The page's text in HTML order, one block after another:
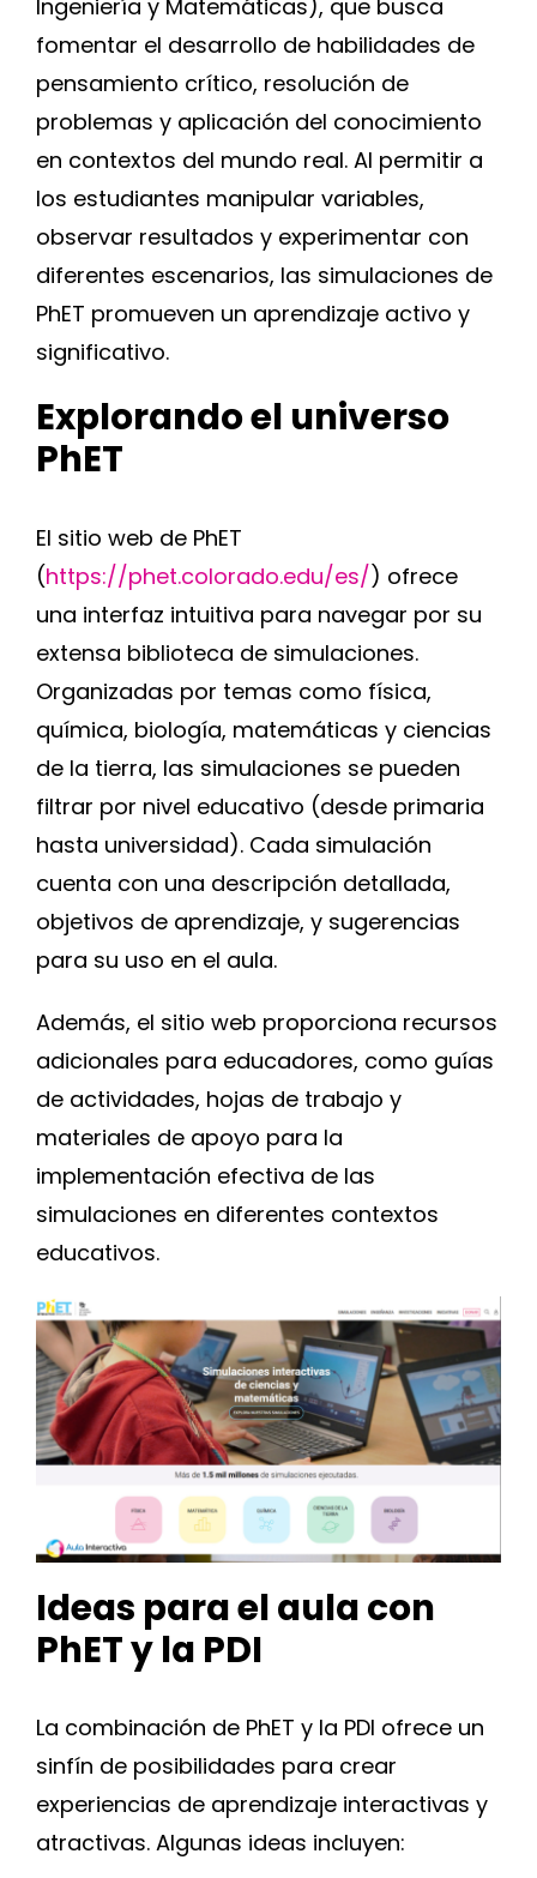
Ingeniería y Matemáticas), que busca
fomentar el desarrollo de habilidades de
pensamiento crítico, resolución de
problemas y aplicación del conocimiento
en contextos del mundo real. Al permitir a
los estudiantes manipular variables,
observar resultados y experimentar con
diferentes escenarios, las simulaciones de
PhET promueven un aprendizaje activo y
significativo.
Explorando el universo
PhET
El sitio web de PhET
(https://phet.colorado.edu/es/) ofrece
una interfaz intuitiva para navegar por su
extensa biblioteca de simulaciones.
Organizadas por temas como física,
química, biología, matemáticas y ciencias
de la tierra, las simulaciones se pueden
filtrar por nivel educativo (desde primaria
hasta universidad). Cada simulación
cuenta con una descripción detallada,
objetivos de aprendizaje, y sugerencias
para su uso en el aula.
Además, el sitio web proporciona recursos
adicionales para educadores, como guías
de actividades, hojas de trabajo y
materiales de apoyo para la
implementación efectiva de las
simulaciones en diferentes contextos
educativos.
Ideas para el aula con
PhET y la PDI
La combinación de PhET y la PDI ofrece un
sinfín de posibilidades para crear
experiencias de aprendizaje interactivas y
atractivas. Algunas ideas incluyen: